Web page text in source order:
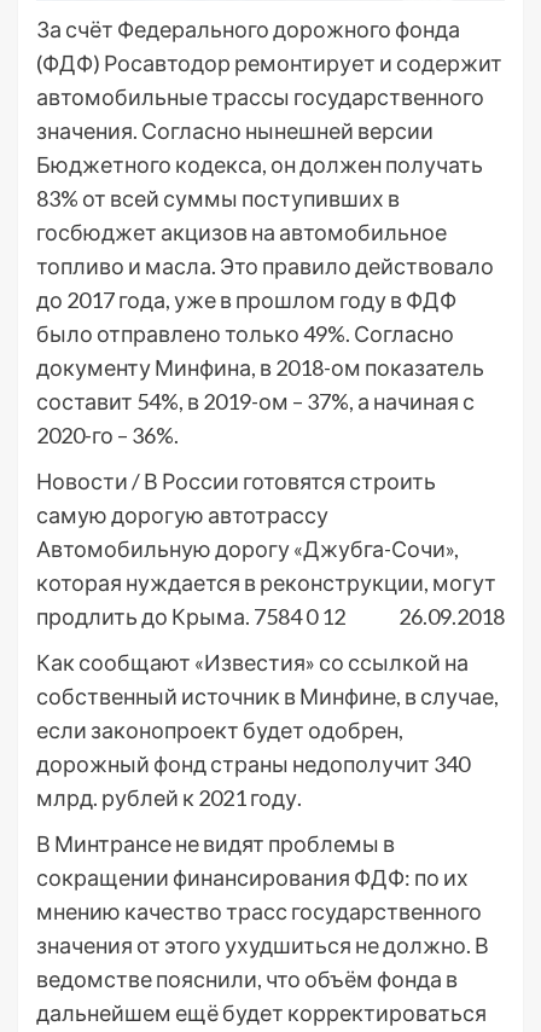
За счёт Федерального дорожного фонда
(ФДФ) Росавтодор ремонтирует и содержит
автомобильные трассы государственного
значения. Согласно нынешней версии
Бюджетного кодекса, он должен получать
83% от всей суммы поступивших в
госбюджет акцизов на автомобильное
топливо и масла. Это правило действовало
до 2017 года, уже в прошлом году в ФДФ
было отправлено только 49%. Согласно
документу Минфина, в 2018-ом показатель
составит 54%, в 2019-ом – 37%, а начиная с
2020-го – 36%.
Новости /В России готовятся строить
самую дорогую автотрассу
Автомобильную дорогу «Джубга-Сочи»,
которая нуждается в реконструкции, могут
продлить до Крыма. 7584012
26.09.2018
Как сообщают «Известия» со ссылкой на
собственный источник в Минфине, в случае,
если законопроект будет одобрен,
дорожный фонд страны недополучит 340
млрд. рублей к 2021 году.
В Минтрансе не видят проблемы в
сокращении финансирования ФДФ: по их
мнению качество трасс государственного
значения от этого ухудшиться не должно. В
ведомстве пояснили, что объём фонда в
дальнейшем ещё будет корректироваться